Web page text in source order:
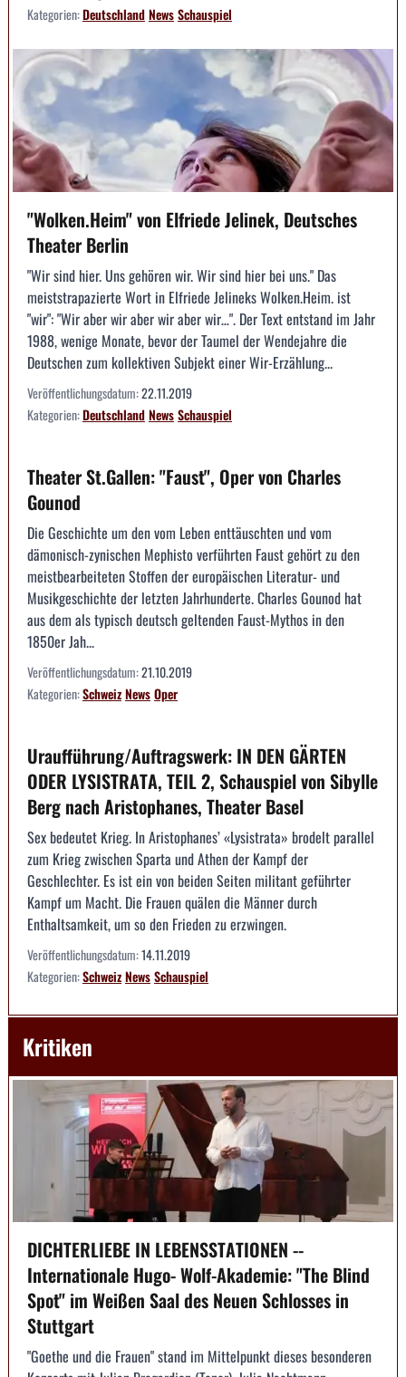
Kategorien:DeutschlandNewsSchauspiel
"Wolken.Heim" von Elfriede Jelinek, Deutsches
Theater Berlin
"Wir sind hier. Uns gehören wir. Wir sind hier bei uns." Das
meiststrapazierte Wort in Elfriede Jelineks Wolken.Heim. ist
"wir": "Wir aber wir aber wir aber wir…". Der Text entstand im Jahr
1988, wenige Monate, bevor der Taumel der Wendejahre die
Deutschen zum kollektiven Subjekt einer Wir-Erzählung...
Veröffentlichungsdatum:22.11.2019
Kategorien:DeutschlandNewsSchauspiel
Theater St.Gallen: "Faust", Oper von Charles
Gounod
Die Geschichte um den vom Leben enttäuschten und vom
dämonisch-zynischen Mephisto verführten Faust gehört zu den
meistbearbeiteten Stoffen der europäischen Literatur- und
Musikgeschichte der letzten Jahrhunderte. Charles Gounod hat
aus dem als typisch deutsch geltenden Faust-Mythos in den
1850er Jah...
Veröffentlichungsdatum:21.10.2019
Kategorien:SchweizNewsOper
Uraufführung/Auftragswerk: IN DEN GÄRTEN
ODER LYSISTRATA, TEIL 2, Schauspiel von Sibylle
Berg nach Aristophanes, Theater Basel
Sex bedeutet Krieg. In Aristophanes’ «Lysistrata» brodelt parallel
zum Krieg zwischen Sparta und Athen der Kampf der
Geschlechter. Es ist ein von beiden Seiten militant geführter
Kampf um Macht. Die Frauen quälen die Männer durch
Enthaltsamkeit, um so den Frieden zu erzwingen.
Veröffentlichungsdatum:14.11.2019
Kategorien:SchweizNewsSchauspiel
Kritiken
DICHTERLIEBE IN LEBENSSTATIONEN --
Internationale Hugo- Wolf-Akademie: "The Blind
Spot" im Weißen Saal des Neuen Schlosses in
Stuttgart
"Goethe und die Frauen" stand im Mittelpunkt dieses besonderen